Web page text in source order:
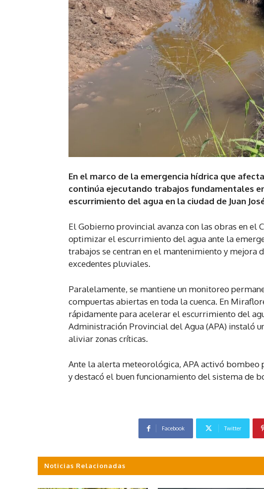
En el marco de la emergencia hídrica que
continúa ejecutando trabajos fundamentales
escurrimiento del agua en la ciudad de Juan
El Gobierno provincial avanza con las obras en el
optimizar el escurrimiento del agua ante la
trabajos se centran en el mantenimiento y mejora
excedentes pluviales.
Paralelamente, se mantiene un monitoreo
compuertas abiertas en toda la cuenca. En
rápidamente para acelerar el escurrimiento del
Administración Provincial del Agua (APA) instaló
aliviar zonas críticas.
Ante la alerta meteorológica, APA activó
y destacó el buen funcionamiento del sistema de
Facebook Twitter
Noticias Relacionadas